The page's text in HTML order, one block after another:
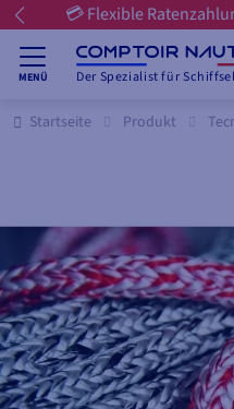
💳 Flexible
MENÜ Der Spezialist für
Startseite Produkt